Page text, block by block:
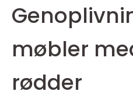
møbler
rødder